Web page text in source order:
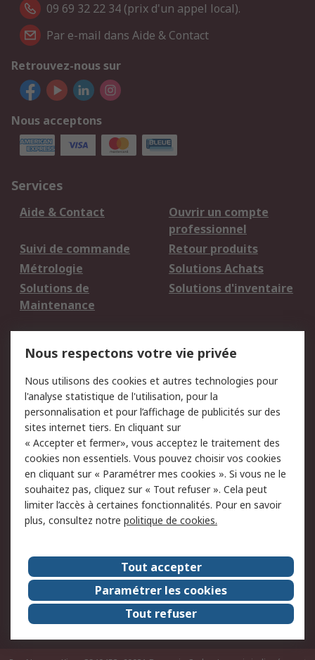
09 69 32 22 34 (prix d'un appel local).
Par e-mail dans Aide & Contact
Retrouvez-nous sur
Nous acceptons
Services
Aide & Contact
Ouvrir un compte
professionnel
Suivi de commande
Retour produits
Métrologie
Solutions Achats
Solutions de
Maintenance
Solutions d'inventaire
du site
Politique de protection
des données - Mise à
jour
Sécurité des E-mails
Conditions générales
de vente
Politique anti-
corruption
Campagnes marketing
A propos de RS
A propos de RS France
Evénements
Le groupe RS Group Plc
Presse
RS dans le monde
Démarche RSE
Nous rejoindre
RS Particuliers
Nous respectons votre vie privée
Nous utilisons des cookies et autres technologies pour
l'analyse statistique de l'utilisation, pour la
personnalisation et pour l’affichage de publicités sur des
sites internet tiers. En cliquant sur
« Accepter et fermer», vous acceptez le traitement des
cookies non essentiels. Vous pouvez choisir vos cookies
en cliquant sur « Paramétrer mes cookies ». Si vous ne le
souhaitez pas, cliquez sur « Tout refuser ». Cela peut
limiter l’accès à certaines fonctionnalités. Pour en savoir
plus, consultez notre politique de cookies.
Tout accepter
Paramétrer les cookies
Tout refuser